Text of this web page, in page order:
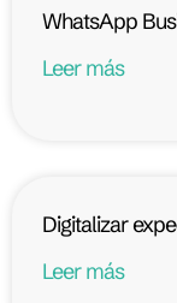
WhatsApp
Leer más
Digitalizar
Leer más